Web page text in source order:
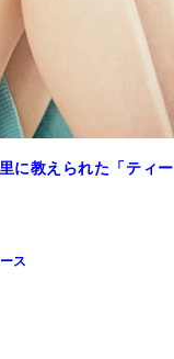
に教えられた「ティー
ス